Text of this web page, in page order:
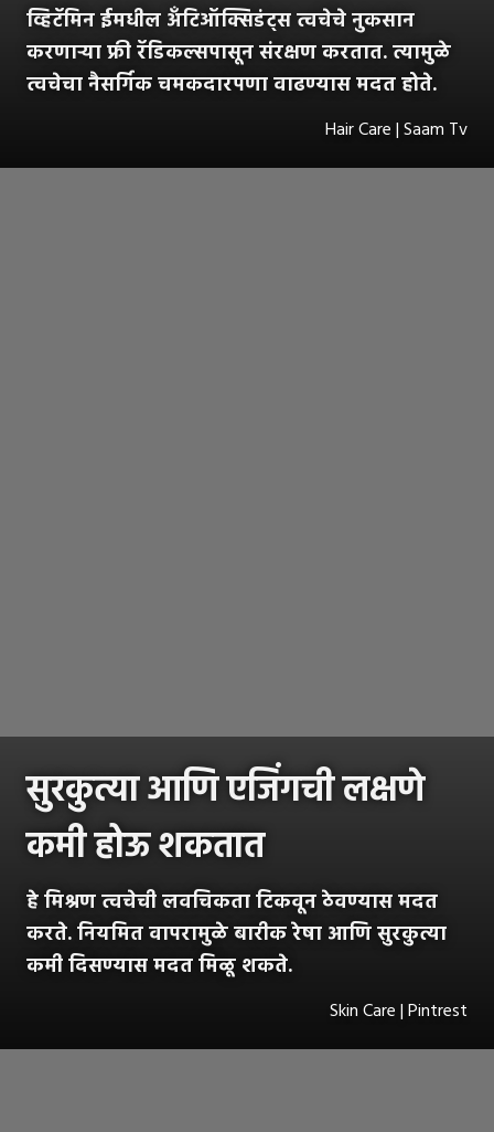
व्हिटॅमिन ईमधील अँटिऑक्सिडंट्स त्वचेचे नुकसान
करणाऱ्या फ्री रॅडिकल्सपासून संरक्षण करतात. त्यामुळे
त्वचेचा नैसर्गिक चमकदारपणा वाढण्यास मदत होते.
Hair Care | Saam Tv
सुरकुत्या आणि एजिंगची लक्षणे
कमी होऊ शकतात
हे मिश्रण त्वचेची लवचिकता टिकवून ठेवण्यास मदत
करते. नियमित वापरामुळे बारीक रेषा आणि सुरकुत्या
कमी दिसण्यास मदत मिळू शकते.
Skin Care | Pintrest